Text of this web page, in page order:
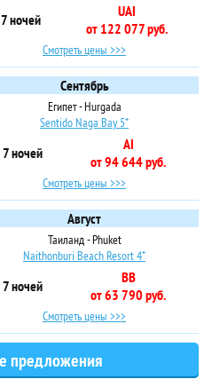
7 ночей
UAI
от 122 077 руб.
Смотреть цены >>>
Сентябрь
Египет - Hurgada
Sentido Naga Bay 5*
7 ночей
AI
от 94 644 руб.
Смотреть цены >>>
Август
Таиланд - Phuket
Naithonburi Beach Resort 4*
7 ночей
BB
от 63 790 руб.
Смотреть цены >>>